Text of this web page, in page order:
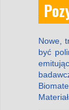
Nowe,
być